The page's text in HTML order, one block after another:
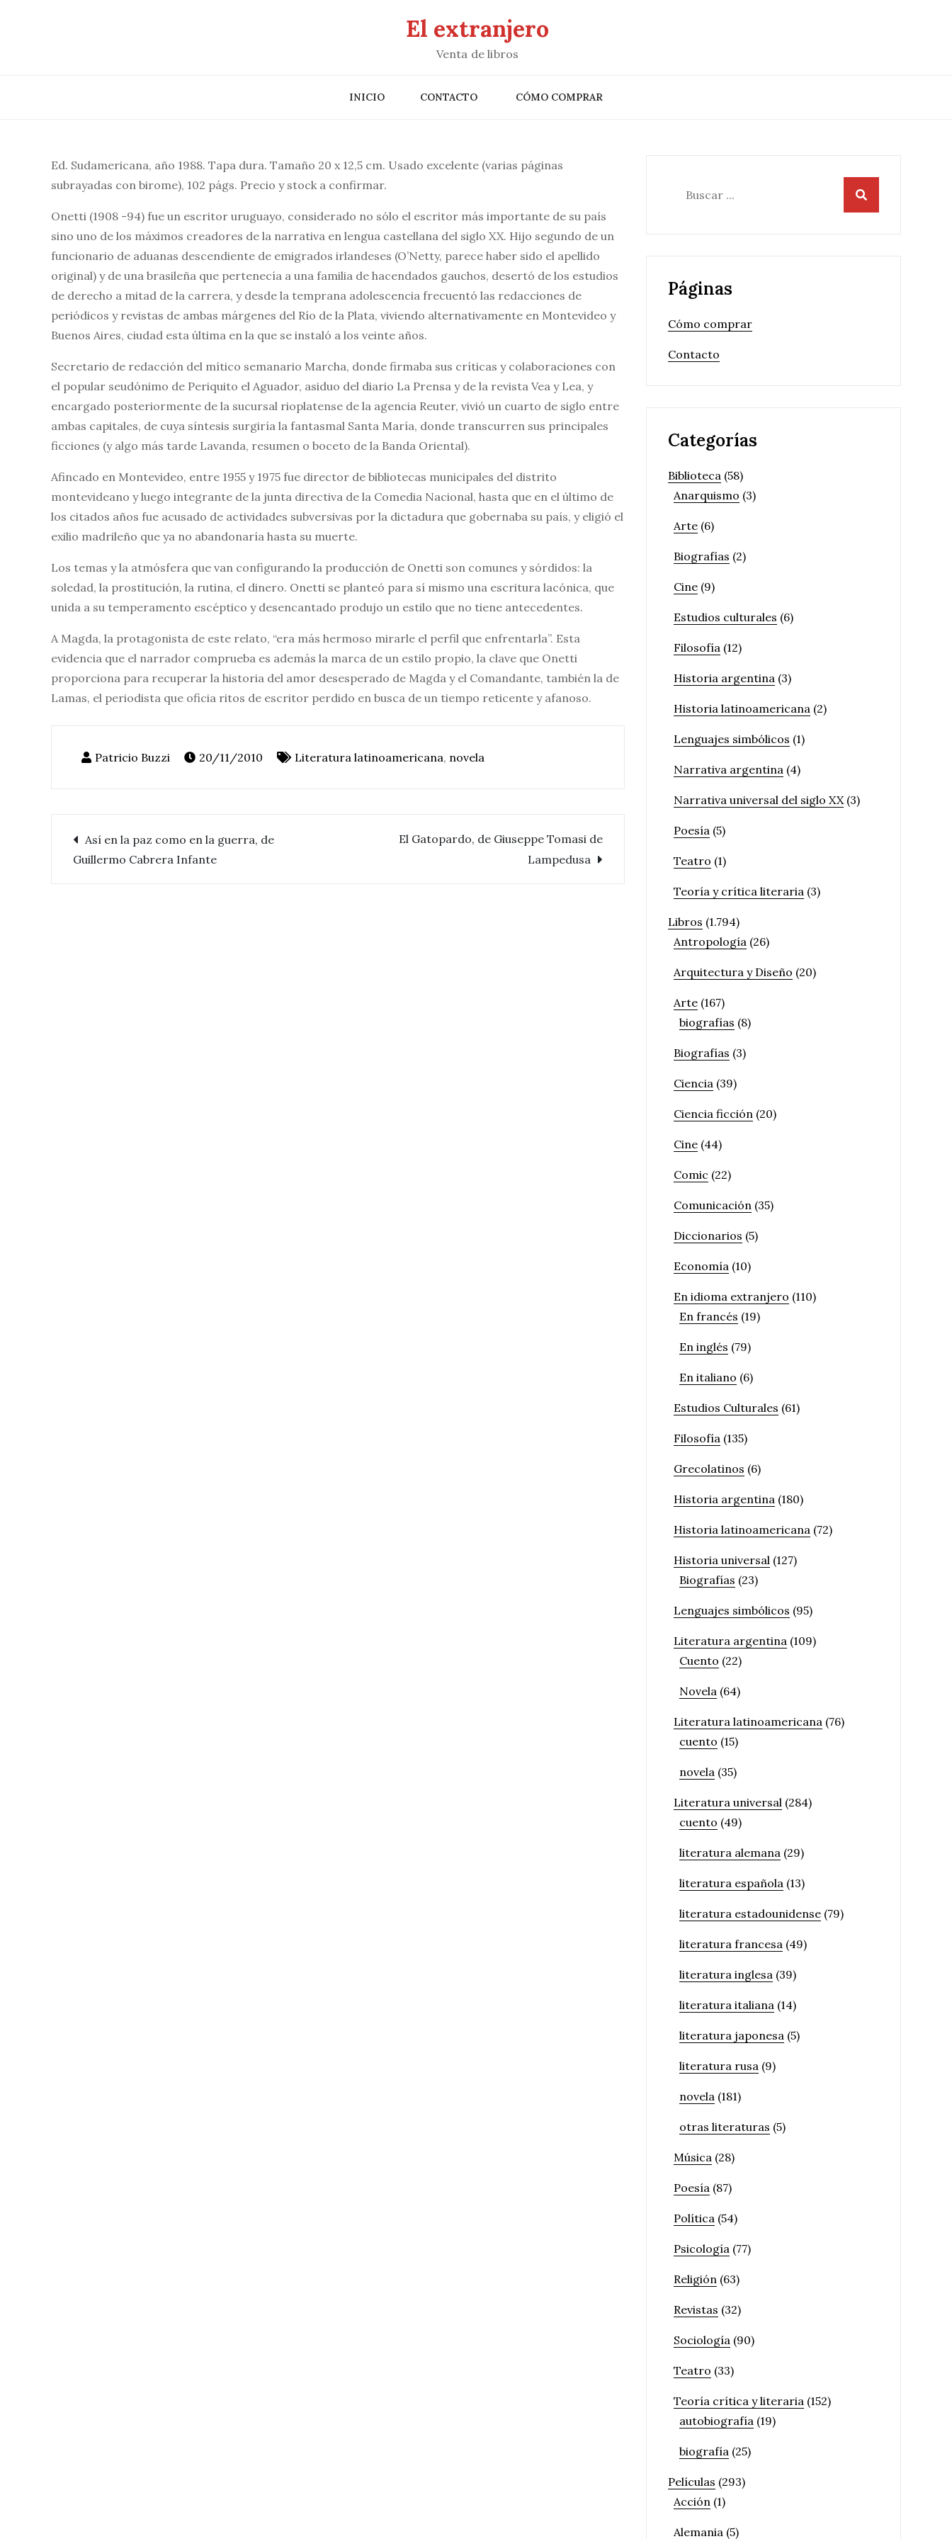
El extranjero
Venta de libros
INICIO CONTACTO CÓMO COMPRAR
Ed. Sudamericana, año 1988. Tapa dura. Tamaño 20 x 12,5 cm. Usado excelente (varias páginas
subrayadas con birome), 102 págs. Precio y stock a confirmar.
Onetti (1908 -94) fue un escritor uruguayo, considerado no sólo el escritor más importante de su país
sino uno de los máximos creadores de la narrativa en lengua castellana del siglo XX. Hijo segundo de un
funcionario de aduanas descendiente de emigrados irlandeses (O’Netty, parece haber sido el apellido
original) y de una brasileña que pertenecía a una familia de hacendados gauchos, desertó de los estudios
de derecho a mitad de la carrera, y desde la temprana adolescencia frecuentó las redacciones de
periódicos y revistas de ambas márgenes del Río de la Plata, viviendo alternativamente en Montevideo y
Buenos Aires, ciudad esta última en la que se instaló a los veinte años.
Secretario de redacción del mítico semanario Marcha, donde firmaba sus críticas y colaboraciones con
el popular seudónimo de Periquito el Aguador, asiduo del diario La Prensa y de la revista Vea y Lea, y
encargado posteriormente de la sucursal rioplatense de la agencia Reuter, vivió un cuarto de siglo entre
ambas capitales, de cuya síntesis surgiría la fantasmal Santa María, donde transcurren sus principales
ficciones (y algo más tarde Lavanda, resumen o boceto de la Banda Oriental).
Afincado en Montevideo, entre 1955 y 1975 fue director de bibliotecas municipales del distrito
montevideano y luego integrante de la junta directiva de la Comedia Nacional, hasta que en el último de
los citados años fue acusado de actividades subversivas por la dictadura que gobernaba su país, y eligió el
exilio madrileño que ya no abandonaría hasta su muerte.
Los temas y la atmósfera que van configurando la producción de Onetti son comunes y sórdidos: la
soledad, la prostitución, la rutina, el dinero. Onetti se planteó para sí mismo una escritura lacónica, que
unida a su temperamento escéptico y desencantado produjo un estilo que no tiene antecedentes.
A Magda, la protagonista de este relato, “era más hermoso mirarle el perfil que enfrentarla”. Esta
evidencia que el narrador comprueba es además la marca de un estilo propio, la clave que Onetti
proporciona para recuperar la historia del amor desesperado de Magda y el Comandante, también la de
Lamas, el periodista que oficia ritos de escritor perdido en busca de un tiempo reticente y afanoso.
20/11/2010 Literatura latinoamericana, novela
Navegación
Así en la paz como en la guerra, de
Guillermo Cabrera Infante
El Gatopardo, de Giuseppe Tomasi de
Lampedusa
Páginas
Cómo comprar
Contacto
Categorías
Biblioteca (58)
Anarquismo (3)
Arte (6)
Biografías (2)
Cine (9)
Estudios culturales (6)
Filosofía (12)
Historia argentina (3)
Historia latinoamericana (2)
Lenguajes simbólicos (1)
Narrativa argentina (4)
Narrativa universal del siglo XX(3)
Poesía (5)
Teatro (1)
Teoría y crítica literaria (3)
Libros (1.794)
Antropología (26)
Arquitectura y Diseño (20)
Arte (167)
biografías (8)
Biografías (3)
Ciencia (39)
Ciencia ficción (20)
Cine (44)
Comic (22)
Comunicación (35)
Diccionarios (5)
Economía (10)
En idioma extranjero (110)
En francés (19)
En inglés (79)
En italiano (6)
Estudios Culturales (61)
Filosofía (135)
Grecolatinos (6)
Historia argentina (180)
Historia latinoamericana (72)
Historia universal (127)
Biografías (23)
Lenguajes simbólicos (95)
Literatura argentina (109)
Cuento (22)
Novela (64)
Literatura latinoamericana (76)
cuento (15)
novela (35)
Literatura universal (284)
cuento (49)
literatura alemana (29)
literatura española (13)
literatura estadounidense (79)
literatura francesa (49)
literatura inglesa (39)
literatura italiana (14)
literatura japonesa (5)
literatura rusa (9)
novela (181)
otras literaturas (5)
Música (28)
Poesía (87)
Política (54)
Psicología (77)
Religión (63)
Revistas (32)
Sociología (90)
Teatro (33)
Teoría crítica y literaria (152)
autobiografía (19)
biografía (25)
Películas (293)
Acción (1)
Alemania (5)